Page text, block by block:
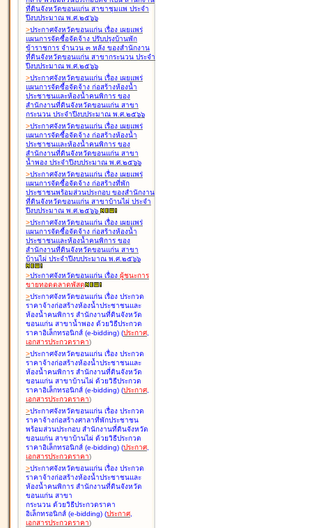
ที่ดินจังหวัดขอนแก่น สาขาชุมแพ ประจำ
ปีงบประมาณ พ.ศ.๒๕๖๖
>ประกาศจังหวัดขอนแก่น เรื่อง เผยแพร่
แผนการจัดซื้อจัดจ้าง ปรับปรุงบ้านพัก
ข้าราชการ จำนวน ๓ หลัง ของสำนักงาน
ที่ดินจังหวัดขอนแก่น สาขากระนวน ประจำ
ปีงบประมาณ พ.ศ.๒๕๖๖
>ประกาศจังหวัดขอนแก่น เรื่อง เผยแพร่
แผนการจัดซื้อจัดจ้าง ก่อสร้างห้องน้ำ
ประชาชนและห้องน้ำคนพิการ ของ
สำนักงานที่ดินจังหวัดขอนแก่น สาขา
กระนวน ประจำปีงบประมาณ พ.ศ.๒๕๖๖
>ประกาศจังหวัดขอนแก่น เรื่อง เผยแพร่
แผนการจัดซื้อจัดจ้าง ก่อสร้างห้องน้ำ
ประชาชนและห้องน้ำคนพิการ ของ
สำนักงานที่ดินจังหวัดขอนแก่น สาขา
น้ำพอง ประจำปีงบประมาณ พ.ศ.๒๕๖๖
>ประกาศจังหวัดขอนแก่น เรื่อง เผยแพร่
แผนการจัดซื้อจัดจ้าง ก่อสร้างที่พัก
ประชาชนพร้อมส่วนประกอบ ของสำนักงาน
ที่ดินจังหวัดขอนแก่น สาขาบ้านไผ่ ประจำ
ปีงบประมาณ พ.ศ.๒๕๖๖
>ประกาศจังหวัดขอนแก่น เรื่อง เผยแพร่
แผนการจัดซื้อจัดจ้าง ก่อสร้างห้องน้ำ
ประชาชนและห้องน้ำคนพิการ ของ
สำนักงานที่ดินจังหวัดขอนแก่น สาขา
บ้านไผ่ ประจำปีงบประมาณ พ.ศ.๒๕๖๖
>ประกาศจังหวัดขอนแก่น เรื่อง ผู้ชนะการ
ขายทอดตลาดพัสดุ
>ประกาศจังหวัดขอนแก่น เรื่อง ประกวด
ราคาจ้างก่อสร้างห้องน้ำประชาชนและ
ห้องน้ำคนพิการ สำนักงานที่ดินจังหวัด
ขอนแก่น สาขาน้ำพอง ด้วยวิธีประกวด
ราคาอิเล็กทรอนิกส์ (e-bidding) (ประกาศ,
เอกสารประกวดราคา)
>ประกาศจังหวัดขอนแก่น เรื่อง ประกวด
ราคาจ้างก่อสร้างห้องน้ำประชาชนและ
ห้องน้ำคนพิการ สำนักงานที่ดินจังหวัด
ขอนแก่น สาขาบ้านไผ่ ด้วยวิธีประกวด
ราคาอิเล็กทรอนิกส์ (e-bidding) (ประกาศ,
เอกสารประกวดราคา)
>ประกาศจังหวัดขอนแก่น เรื่อง ประกวด
ราคาจ้างก่อสร้างศาลาที่พักประชาชน
พร้อมส่วนประกอบ สำนักงานที่ดินจังหวัด
ขอนแก่น สาขาบ้านไผ่ ด้วยวิธีประกวด
ราคาอิเล็กทรอนิกส์ (e-bidding) (ประกาศ,
เอกสารประกวดราคา)
>ประกาศจังหวัดขอนแก่น เรื่อง ประกวด
ราคาจ้างก่อสร้างห้องน้ำประชาชนและ
ห้องน้ำคนพิการ สำนักงานที่ดินจังหวัด
ขอนแก่น สาขา
กระนวน ด้วยวิธีประกวดราคา
อิเล็กทรอนิกส์ (e-bidding) (ประกาศ,
เอกสารประกวดราคา)